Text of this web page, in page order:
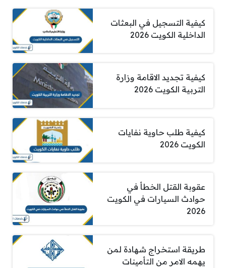
كيفية التسجيل في البعثات
الداخلية الكويت 2026
كيفية تجديد الاقامة وزارة
التربية الكويت 2026
كيفية طلب حاوية نفايات
الكويت 2026
عقوبة القتل الخطأ في
حوادث السيارات في الكويت
2026
طريقة استخراج شهادة لمن
يهمه الامر من التأمينات